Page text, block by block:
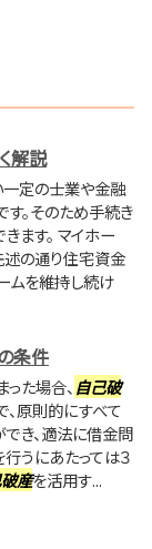
解説
一定の士業や金融
。そのため手続き
ます。 マイホー
述の通り住宅資金
ムを維持し続け
条件
た場合、 自己破
、原則的にすべて
き、適法に借金問
行うにあたっては３
産を活用す...